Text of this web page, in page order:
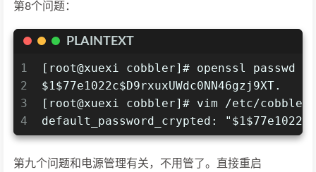
第8个问题：
PLAINTEXT
1
2
3
4
[root@xuexi cobbler]# openssl
$1$77e1022c$D9rxuxUWdc0NN46gzj9XT.
[root@xuexi cobbler]# vim /etc/
default_password_crypted:
第九个问题和电源管理有关，不用管了。直接重启